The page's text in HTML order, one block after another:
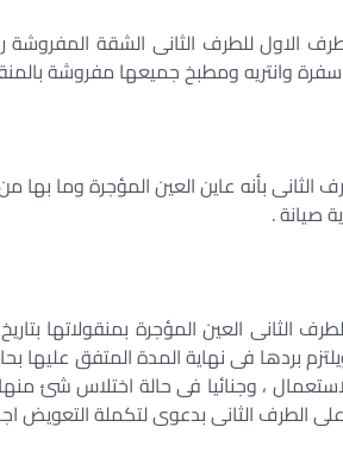
الاول للطرف الثانى الشقة
وانتريه ومطبخ جميعها مفروشة
الثانى بأنه عاين العين المؤجرة وما
صيانة .
الثانى العين المؤجرة بمنقولاتها
بردها فى نهاية المدة المتفق عليها
، وجنائيا فى حالة اختلاس شئ
الطرف الثانى بدعوى لتكملة التعويض